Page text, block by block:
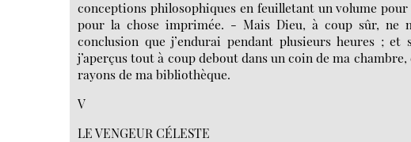
conceptions philosophiques en feuilletant un volume
pour la chose imprimée. - Mais Dieu, à coup sûr, ne
conclusion que j’endurai pendant plusieurs heures ;
j’aperçus tout à coup debout dans un coin de ma
rayons de ma bibliothèque.
V
LE VENGEUR CÉLESTE